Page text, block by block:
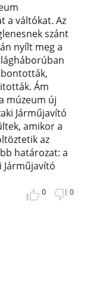
a váltókat. Az
szánt
nyílt meg a
Ám
múzeum új
Járműjavító
amikor a
az
határozat: a
Járműjavító
0 0